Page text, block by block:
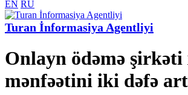
EN RU
Turan İnformasiya Agentliyi
Onlayn ödəmə şirkəti
mənfəətini iki dəfə